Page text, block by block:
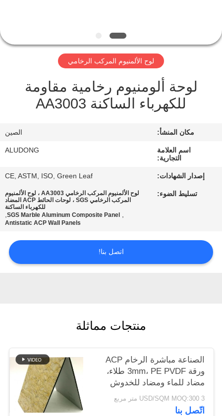
اتصل
أخبار
اطلب
اقتباس
خريطة
سياسة
الخصوصية
لوح الألمنيوم المركب الرخامي
لوحة ألومنيوم رخامية مقاومة
للكهرباء الساكنة AA3003
مكان المنشأ: الصين
اسم العلامة
التجارية:
ALUDONG
إصدار الشهادات: CE, ASTM, ISO, Green Leaf
تسليط الضوء:
لوح الألمنيوم المركب الرخامي AA3003 ، لوح الألمنيوم
المركب الرخامي SGS ، لوحات الحائط ACP المضاد
للكهرباء الساكنة
,
SGS Marble Aluminum Composite Panel
,
Antistatic ACP Wall Panels
اتصل بنا!
منتجات مماثلة
الصناعة مباشرة الرخام ACP
ورقة 3mm، PE PVDF طلاء،
مضاد للماء ومضاد للخدوش
للجدار الخارجي فيلا الشحن
السريع
3 USD/SQM MOQ:300 متر مربع
اتّصل بنا